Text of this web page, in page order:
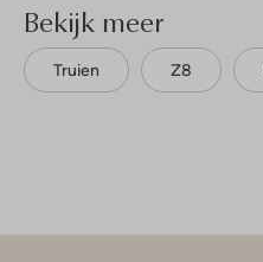
Bekijk meer
Truien Z8